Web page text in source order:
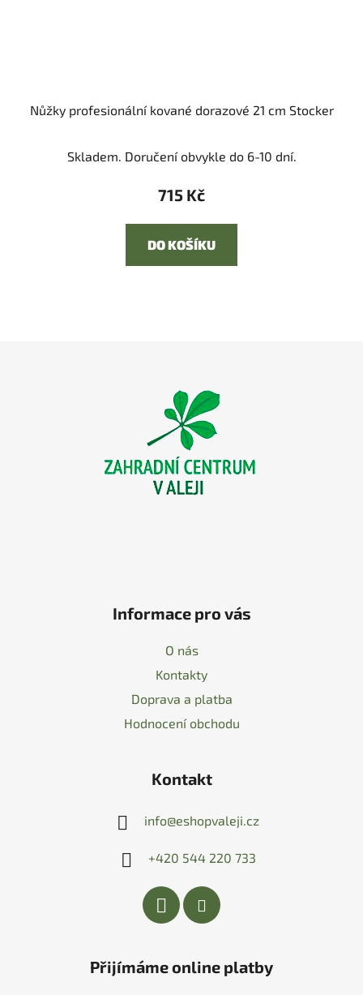
Nůžky profesionální kované dorazové 21 cm Stocker
Skladem. Doručení obvykle do 6-10 dní.
715 Kč
DO KOŠÍKU
Informace pro vás
O nás
Kontakty
Doprava a platba
Hodnocení obchodu
Kontakt
info@eshopvaleji.cz
+420 544 220 733
Přijímáme online platby